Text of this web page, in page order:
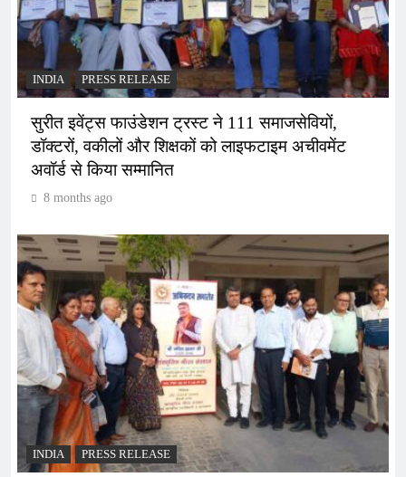
INDIA PRESS RELEASE
सुरीत इवेंट्स फाउंडेशन ट्रस्ट ने 111 समाजसेवियों,
डॉक्टरों, वकीलों और शिक्षकों को लाइफटाइम अचीवमेंट
अवॉर्ड से किया सम्मानित
8 months ago
INDIA PRESS RELEASE